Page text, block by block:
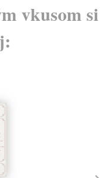
vkusom si